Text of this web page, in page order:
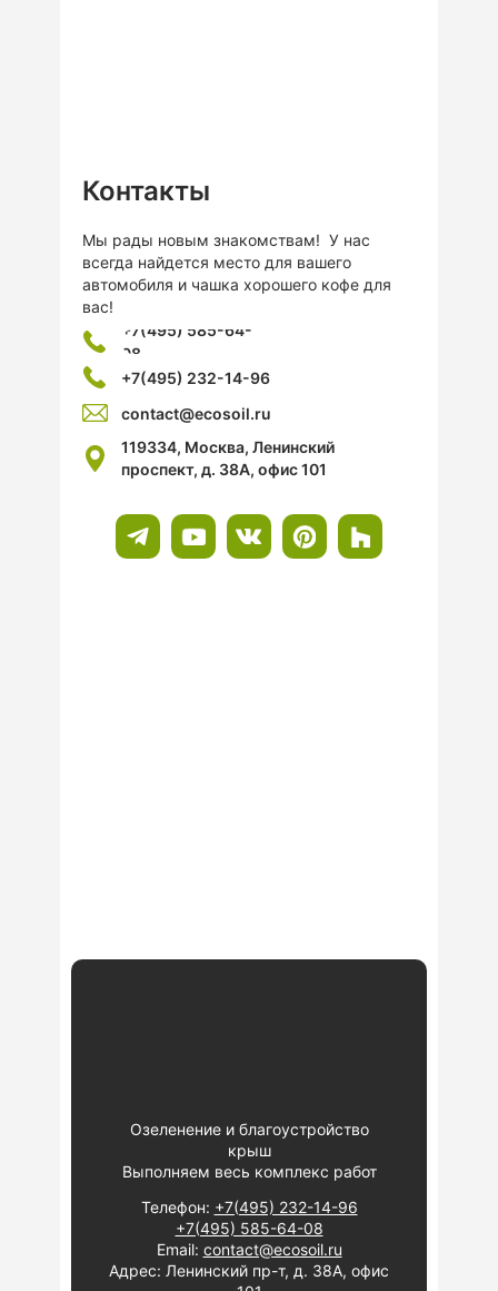
Контакты
Мы рады новым знакомствам! У нас
всегда найдется место для вашего
автомобиля и чашка хорошего кофе для
вас!
119334, Москва, Ленинский
проспект, д. 38А, офис 101
+7(495) 585-64-
08
+7(495) 232-14-96
contact@ecosoil.ru
Телефон: +7(495) 232-14-96
+7(495) 585-64-08
Email: contact@ecosoil.ru
Адрес: Ленинский пр-т, д. 38А, офис
Озеленение и благоустройство
крыш
Выполняем весь комплекс работ